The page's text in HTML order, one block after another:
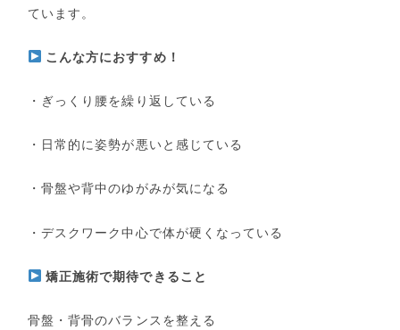
ています。
こんな方におすすめ！
・ぎっくり腰を繰り返している
・日常的に姿勢が悪いと感じている
・骨盤や背中のゆがみが気になる
・デスクワーク中心で体が硬くなっている
矯正施術で期待できること
骨盤・背骨のバランスを整える